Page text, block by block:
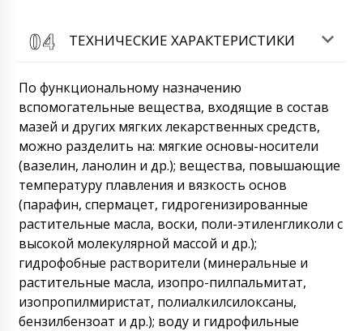
ТЕХНИЧЕСКИЕ ХАРАКТЕРИСТИКИ
По функциональному назначению
вспомогательные вещества, входящие в состав
мазей и других мягких лекарственных средств,
можно разделить на: мягкие основы-носители
(вазелин, ланолин и др.); вещества, повышающие
температуру плавления и вязкость основ
(парафин, спермацет, гидрогенизированные
растительные масла, воски, поли-этиленгликоли с
высокой молекулярной массой и др.);
гидрофобные растворители (минеральные и
растительные масла, изопро-пилпальмитат,
изопропилмиристат, полиалкилсилоксаны,
бензилбензоат и др.); воду и гидрофильные
Максим
09/08/2026 00:23
Роман Цибульский
Максим, Доставка будет произведена
завтра до 17:30 в Ставрополь . Просим вас
подготовить грузчиков. Вес обрудования
большой.
09/08/2026 00:24
Марина
Договор №12 , уже вышли все сроки по
доставке. Предпринимайте наконец-то
меры. Ускоряйтесь ИП Цибульский Р.Г.
09/08/2026 00:33
Роман Цибульский